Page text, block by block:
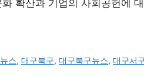
확산과 기업의 사회공헌에
스,대구북구,대구북구뉴스,대구서